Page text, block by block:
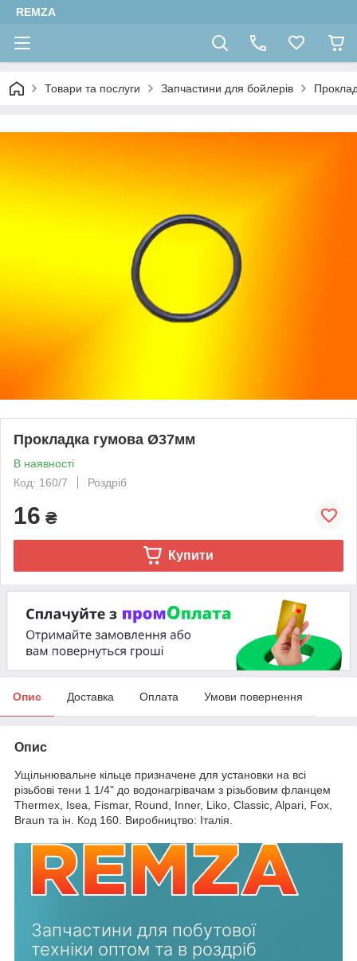
REMZA
Товари та послуги Запчастини для бойлерів
Прокладка гумова Ø37мм
В наявності
Код: 160/7
Роздріб
16 ₴
Купити
Опис Доставка Оплата Умови повернення
Опис
Ущільнювальне кільце призначене для установки на всі
різьбові тени 1 1/4" до водонагрівачам з різьбовим фланцем
Thermex, Isea, Fismar, Round, Inner, Liko, Classic, Alpari, Fox,
Braun та ін. Код 160. Виробництво: Італія.
Запчастини для побутової
техніки оптом та в роздріб